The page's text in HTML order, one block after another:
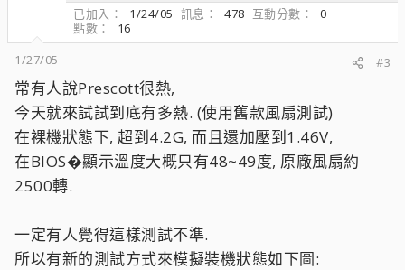
已加入
1/24/05 訊息 478 互動分數
0
點數
16
1/27/05
#3
常有人說Prescott很熱,
今天就來試試到底有多熱. (使用舊款風扇測試)
在裸機狀態下, 超到4.2G, 而且還加壓到1.46V,
在BIOS�顯示溫度大概只有48~49度, 原廠風扇約
2500轉.
一定有人覺得這樣測試不準.
所以有新的測試方式來模擬裝機狀態如下圖: